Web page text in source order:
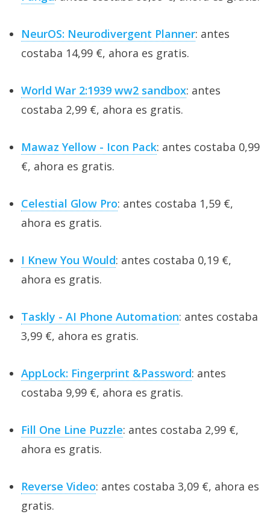
NeurOS: Neurodivergent Planner: antes
costaba 14,99 €, ahora es gratis.
World War 2:1939 ww2 sandbox: antes
costaba 2,99 €, ahora es gratis.
Mawaz Yellow - Icon Pack: antes costaba 0,99
€, ahora es gratis.
Celestial Glow Pro: antes costaba 1,59 €,
ahora es gratis.
I Knew You Would: antes costaba 0,19 €,
ahora es gratis.
Taskly - AI Phone Automation: antes costaba
3,99 €, ahora es gratis.
AppLock: Fingerprint &Password: antes
costaba 9,99 €, ahora es gratis.
Fill One Line Puzzle: antes costaba 2,99 €,
ahora es gratis.
Reverse Video: antes costaba 3,09 €, ahora es
gratis.